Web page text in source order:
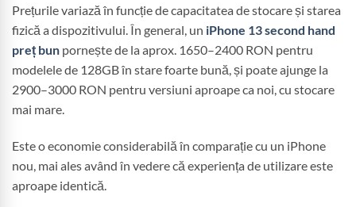
Prețurile variază în funcție de capacitatea de stocare și starea
fizică a dispozitivului. În general, un iPhone 13 second hand
preț bun pornește de la aprox. 1650–2400 RON pentru
modelele de 128GB în stare foarte bună, și poate ajunge la
2900–3000 RON pentru versiuni aproape ca noi, cu stocare
mai mare.
Este o economie considerabilă în comparație cu un iPhone
nou, mai ales având în vedere că experiența de utilizare este
aproape identică.